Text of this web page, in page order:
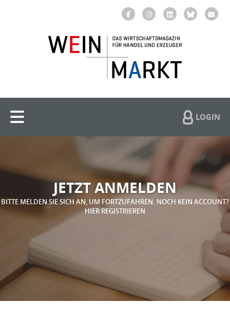
LOGIN
JETZT ANMELDEN
BITTE MELDEN SIE SICH AN, UM FORTZUFAHREN. NOCH KEIN ACCOUNT?
HIER REGISTRIEREN